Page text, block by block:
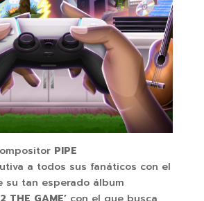
PIPE
a todos sus fanáticos con el
su tan esperado álbum